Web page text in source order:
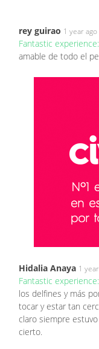
rey guirao 1 year ago
Fantastic experience:
amable de todo el
Hidalia Anaya 1
Fantastic experience:
los delfines y más
tocar y estar tan
claro siempre
cierto.